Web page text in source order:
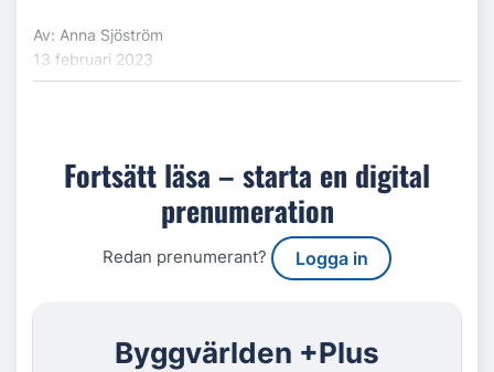
Av: Anna Sjöström
13 februari 2023
Fortsätt läsa – starta en digital
prenumeration
Redan prenumerant? Logga in
Byggvärlden +Plus